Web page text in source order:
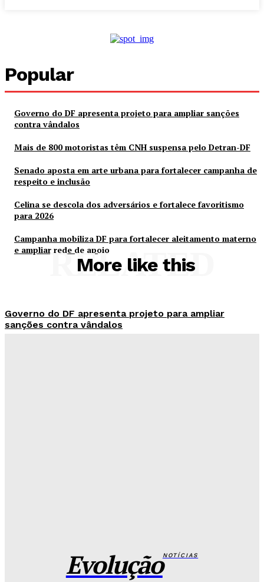
Popular
Governo do DF apresenta projeto para ampliar sanções
contra vândalos
Mais de 800 motoristas têm CNH suspensa pelo Detran-DF
Senado aposta em arte urbana para fortalecer campanha de
respeito e inclusão
Celina se descola dos adversários e fortalece favoritismo
para 2026
Campanha mobiliza DF para fortalecer aleitamento materno
e ampliar rede de apoio
More like this
RELATED
Governo do DF apresenta projeto para ampliar
sanções contra vândalos
EvoluçãoNOTÍCIAS